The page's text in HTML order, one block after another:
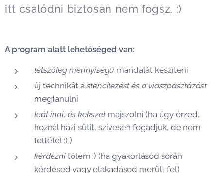
itt csalódni biztosan nem fogsz. :)
A program alatt lehetőséged van:
tetszőleg mennyiségű mandalát készíteni
új technikát a stencilezést és a viaszpasztázást
megtanulni
teát inni, és kekszet majszolni (ha úgy érzed,
hoznál házi sütit, szívesen fogadjuk, de nem
feltétel :) )
kérdezni tőlem :) (ha gyakorlásod során
kérdésed vagy elakadásod merült fel)